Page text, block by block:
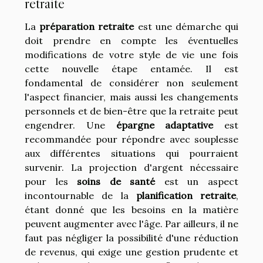
La préparation retraiteest une démarche qui
doit prendre en compte les éventuelles
modifications de votre style de vie une fois
cette nouvelle étape entamée. Il est
fondamental de considérer non seulement
l'aspect financier, mais aussi les changements
personnels et de bien-être que la retraite peut
engendrer. Une épargne adaptativeest
recommandée pour répondre avec souplesse
aux différentes situations qui pourraient
survenir. La projection d'argent nécessaire
pour les soins de santéest un aspect
incontournable de la planification retraite,
étant donné que les besoins en la matière
peuvent augmenter avec l'âge. Par ailleurs, il ne
faut pas négliger la possibilité d'une réduction
de revenus, qui exige une gestion prudente et